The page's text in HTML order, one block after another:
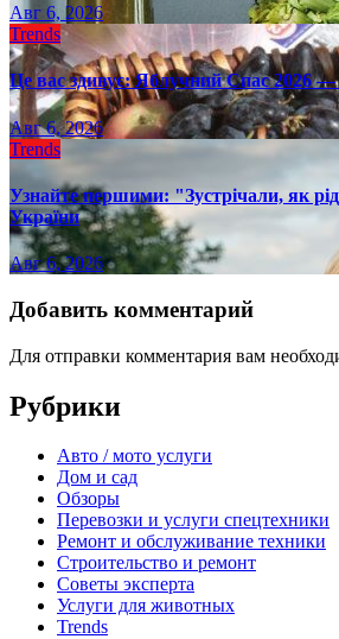
Авг 6, 2026
Trends
Це вас здивує: Яблучний Спас 2026 —
Авг 6, 2026
Trends
Узнайте першими: "Зустрічали, як
України
Авг 6, 2026
Добавить комментарий
Для отправки комментария вам
Рубрики
Авто / мото услуги
Дом и сад
Обзоры
Перевозки и услуги спецтехники
Ремонт и обслуживание техники
Строительство и ремонт
Советы эксперта
Услуги для животных
Trends